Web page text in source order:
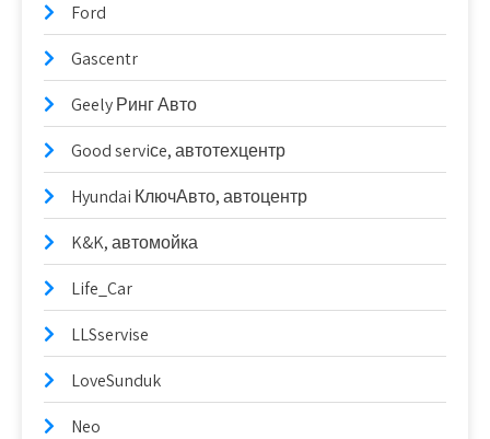
Ford
Gascentr
Geely Ринг Авто
Good serviсe, автотехцентр
Hyundai КлючАвто, автоцентр
K&K, автомойка
Life_Car
LLSservise
LoveSunduk
Neo